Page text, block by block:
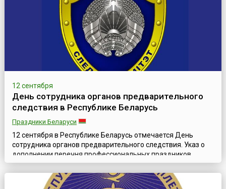
12 сентября
День сотрудника органов предварительного
следствия в Республике Беларусь
Праздники Беларуси
12 сентября в Республике Беларусь отмечается День
сотрудника органов предварительного следствия. Указ о
дополнении перечня профессиональных праздников,
утверждённого ещё в 1998 году, был подписан
Президентом страны в 2016 году.В качестве даты для Дня
следователя было выбрано 12 сентября, так как именно в